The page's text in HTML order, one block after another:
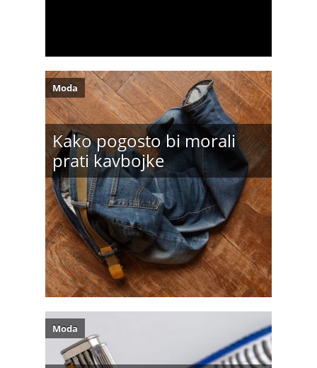
Kako pogosto bi morali
prati kavbojke
Moda
Moda